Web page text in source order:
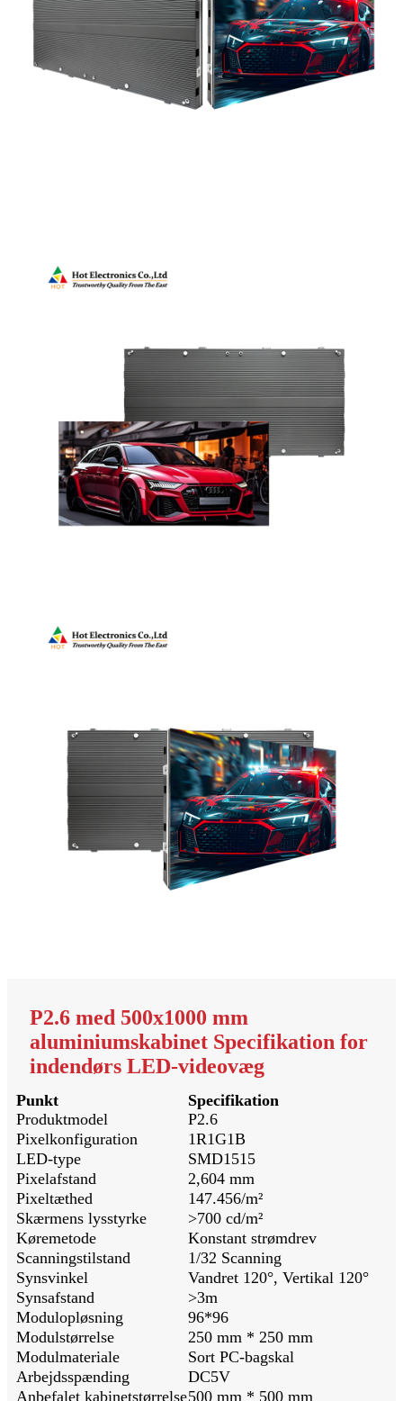
P2.6 med 500x1000 mm
aluminiumskabinet Specifikation for
indendørs LED-videovæg
Punkt
Specifikation
Produktmodel
P2.6
Pixelkonfiguration
1R1G1B
LED-type
SMD1515
Pixelafstand
2,604 mm
Pixeltæthed
147.456/m²
Skærmens lysstyrke
>700 cd/m²
Køremetode
Konstant strømdrev
Scanningstilstand
1/32 Scanning
Synsvinkel
Vandret 120°, Vertikal 120°
Synsafstand
>3m
Modulopløsning
96*96
Modulstørrelse
250 mm * 250 mm
Modulmateriale
Sort PC-bagskal
Arbejdsspænding
DC5V
Anbefalet kabinetstørrelse500 mm * 500 mm